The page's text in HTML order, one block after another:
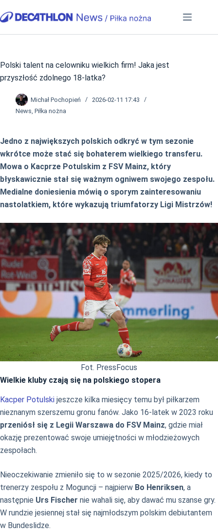
do
Polski talent na celowniku wielkich firm! Jaka jest
przyszłość zdolnego 18-latka?
Michał Pochopień
2026-02-11 17:43
News, Piłka nożna
Jedno z największych polskich odkryć w tym sezonie
wkrótce może stać się bohaterem wielkiego transferu.
Mowa o Kacprze Potulskim z FSV Mainz, który
błyskawicznie stał się ważnym ogniwem swojego zespołu.
Medialne doniesienia mówią o sporym zainteresowaniu
nastolatkiem, które wykazują triumfatorzy Ligi Mistrzów!
Fot. PressFocus
Wielkie kluby czają się na polskiego stopera
Kacper Potulski jeszcze kilka miesięcy temu był piłkarzem
nieznanym szerszemu gronu fanów. Jako 16-latek w 2023 roku
przeniósł się z Legii Warszawa do FSV Mainz, gdzie miał
okazję prezentować swoje umiejętności w młodzieżowych
zespołach.
Nieoczekiwanie zmieniło się to w sezonie 2025/2026, kiedy to
trenerzy zespołu z Moguncji – najpierw Bo Henriksen, a
następnie Urs Fischer nie wahali się, aby dawać mu szanse gry.
W rundzie jesiennej stał się najmłodszym polskim debiutantem
w Bundeslidze.